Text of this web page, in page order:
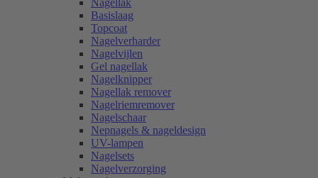
Nagellak
Basislaag
Topcoat
Nagelverharder
Nagelvijlen
Gel nagellak
Nagelknipper
Nagellak remover
Nagelriemremover
Nagelschaar
Nepnagels & nageldesign
UV-lampen
Nagelsets
Nagelverzorging